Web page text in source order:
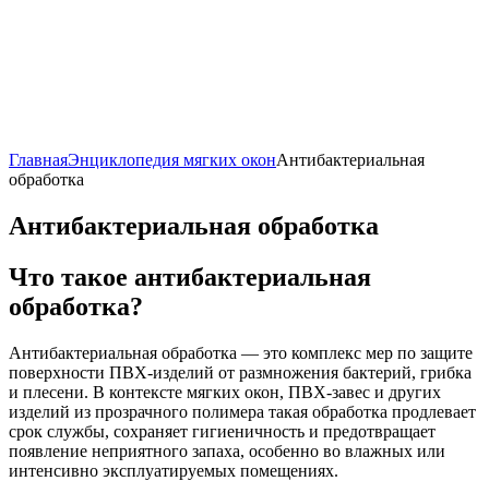
ГлавнаяЭнциклопедия мягких оконАнтибактериальная
обработка
Антибактериальная обработка
Что такое антибактериальная
обработка?
Антибактериальная обработка — это комплекс мер по защите
поверхности ПВХ-изделий от размножения бактерий, грибка
и плесени. В контексте мягких окон, ПВХ-завес и других
изделий из прозрачного полимера такая обработка продлевает
срок службы, сохраняет гигиеничность и предотвращает
появление неприятного запаха, особенно во влажных или
интенсивно эксплуатируемых помещениях.